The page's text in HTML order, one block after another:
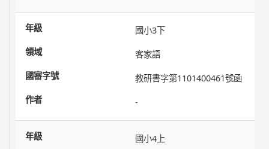
國小3下
客家語
教研書字第1101400461號函
-
國小4上